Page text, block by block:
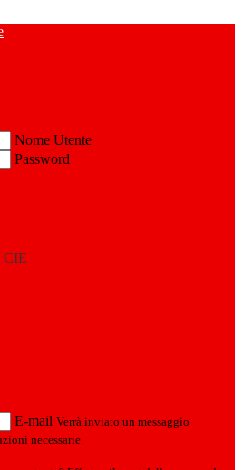
Nome Utente
Password
CIE
E-mail Verrà inviato un messaggio
necessarie.